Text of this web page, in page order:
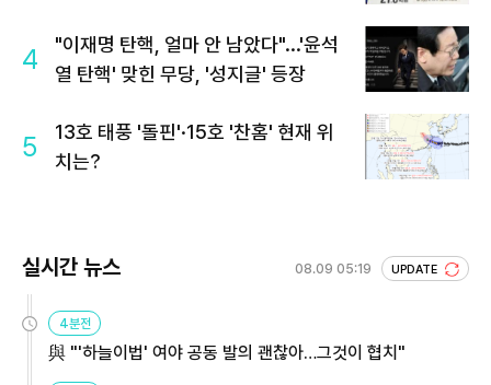
4
"이재명 탄핵, 얼마 안 남았다"...'윤석
열 탄핵' 맞힌 무당, '성지글' 등장
5
13호 태풍 '돌핀'·15호 '찬홈' 현재 위
치는?
실시간 뉴스 08.09 05:19 UPDATE
4분전
與 "'하늘이법' 여야 공동 발의 괜찮아…그것이 협치"